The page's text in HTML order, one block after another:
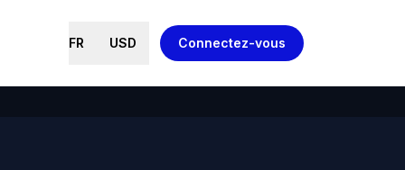
FR USD Connectez-vous